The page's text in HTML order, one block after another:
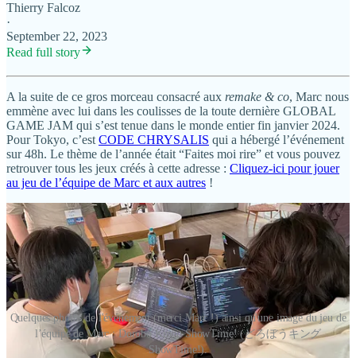
Thierry Falcoz
·
September 22, 2023
Read full story
A la suite de ce gros morceau consacré aux remake & co, Marc nous
emmène avec lui dans les coulisses de la toute dernière GLOBAL
GAME JAM qui s’est tenue dans le monde entier fin janvier 2024.
Pour Tokyo, c’est CODE CHRYSALIS qui a hébergé l’événement
sur 48h. Le thème de l’année était “Faites moi rire” et vous pouvez
retrouver tous les jeux créés à cette adresse : Cliquez-ici pour jouer
au jeu de l’équipe de Marc et aux autres !
Quelques photos de l'événement (merci Marc !) ainsi qu'une image du jeu de
l’équipe de Marc : Dorobo Kingu ShowTime! (どろぼうキング
ShowTime!).